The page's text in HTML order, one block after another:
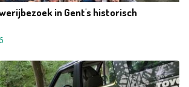
in Gent's historisch